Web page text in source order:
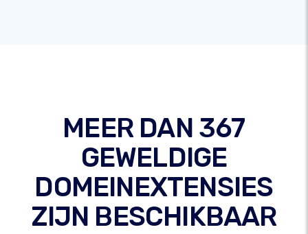
MEER DAN 367
GEWELDIGE
DOMEINEXTENSIES
ZIJN BESCHIKBAAR